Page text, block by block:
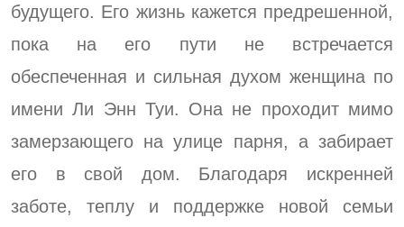
будущего. Его жизнь кажется предрешенной,
пока на его пути не встречается
обеспеченная и сильная духом женщина по
имени Ли Энн Туи. Она не проходит мимо
замерзающего на улице парня, а забирает
его в свой дом. Благодаря искренней
заботе, теплу и поддержке новой семьи